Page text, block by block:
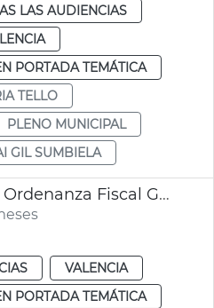
LAS AUDIENCIAS
PORTADA TEMÁTICA
TELLO
PLENO MUNICIPAL
GIL SUMBIELA
Pleno Aprobación Ordenanza Fiscal General de València 2026
VALENCIA
PORTADA TEMÁTICA